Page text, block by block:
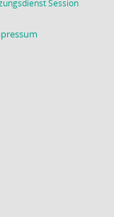
Session(Wird in